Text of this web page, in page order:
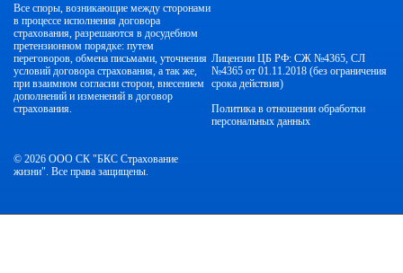
Все споры, возникающие между сторонами
в процессе исполнения договора
страхования, разрешаются в досудебном
претензионном порядке: путем
переговоров, обмена письмами, уточнения
условий договора страхования, а так же,
при взаимном согласии сторон, внесением
дополнений и изменений в договор
страхования.
© 2026 ООО СК "БКС Страхование
жизни". Все права защищены.
Лицензии ЦБ РФ: СЖ №4365, СЛ
№4365 от 01.11.2018 (без ограничения
срока действия)
Политика в отношении обработки
персональных данных